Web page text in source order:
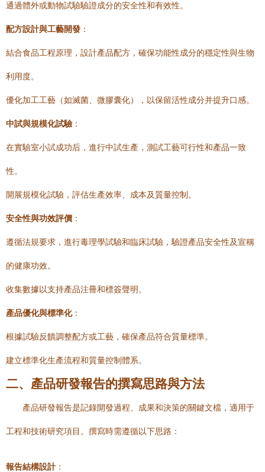
通過體外或動物試驗驗證成分的安全性和有效性。
配方設計與工藝開發 ：
結合食品工程原理，設計產品配方，確保功能性成分的穩定性與生物
利用度。
優化加工工藝（如滅菌、微膠囊化），以保留活性成分并提升口感。
中試與規模化試驗 ：
在實驗室小試成功后，進行中試生產，測試工藝可行性和產品一致
性。
開展規模化試驗，評估生產效率、成本及質量控制。
安全性與功效評價 ：
遵循法規要求，進行毒理學試驗和臨床試驗，驗證產品安全性及宣稱
的健康功效。
收集數據以支持產品注冊和標簽聲明。
產品優化與標準化：
根據試驗反饋調整配方或工藝，確保產品符合質量標準。
建立標準化生產流程和質量控制體系。
二、產品研發報告的撰寫思路與方法
產品研發報告是記錄開發過程、成果和決策的關鍵文檔，適用于
工程和技術研究項目。撰寫時需遵循以下思路：
報告結構設計：